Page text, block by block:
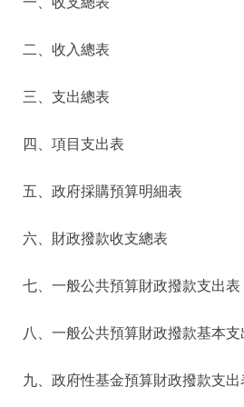
二、收入總表
三、支出總表
四、項目支出表
五、政府採購預算明細表
六、財政撥款收支總表
七、一般公共預算財政撥款支出表
八、一般公共預算財政撥款基本支
九、政府性基金預算財政撥款支出